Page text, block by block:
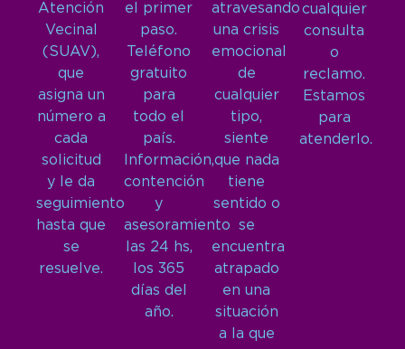
Atención
Vecinal
(SUAV),
que
asigna un
número a
cada
solicitud
y le da
seguimiento
hasta que
se
resuelve.
el primer
paso.
Teléfono
gratuito
para
todo el
país.
Información,
contención
y
asesoramiento
las 24 hs,
los 365
días del
año.
atravesando
una crisis
emocional
de
cualquier
tipo,
siente
que nada
tiene
sentido o
se
encuentra
atrapado
en una
situación
a la que
cualquier
consulta
o
reclamo.
Estamos
para
atenderlo.